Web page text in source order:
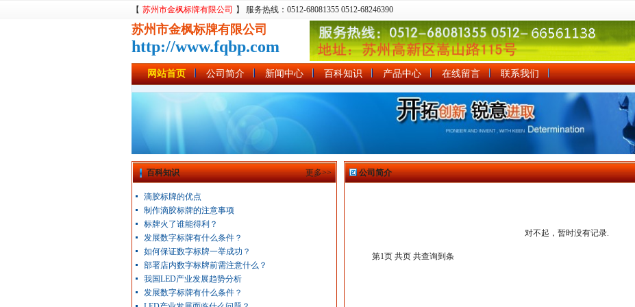
【 苏州市金枫标牌有限公司 】 服务热线：0512-68081355 0512-68246390
苏州市金枫标牌有限公司
http://www.fqbp.com
网站首页 公司简介 新闻中心 百科知识 产品中心 在线留言 联系我们
百科知识 更多>>
滴胶标牌的优点
制作滴胶标牌的注意事项
标牌火了谁能得利？
发展数字标牌有什么条件？
如何保证数字标牌一举成功？
部署店内数字标牌前需注意什么？
我国LED产业发展趋势分析
发展数字标牌有什么条件？
公司简介
对不起，暂时没有记录.
第1页 共页 共查询到条